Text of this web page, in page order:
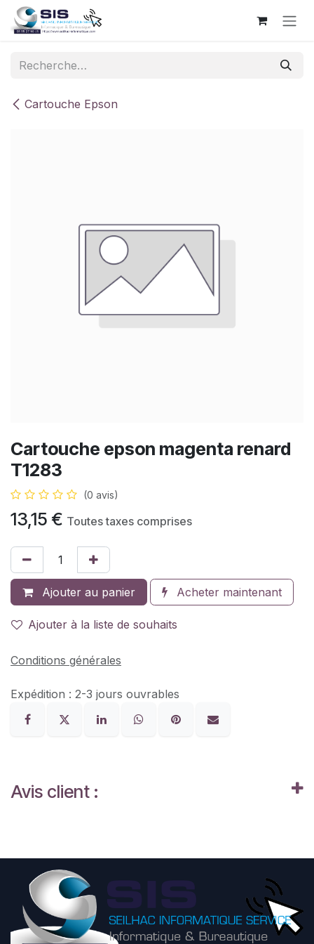
Se rendre au contenu
Cartouche Epson
Cartouche epson magenta renard
T1283
(0 avis)
13,15 € Toutes taxes comprises
Ajouter au panier Acheter maintenant
Ajouter à la liste de souhaits
Conditions générales
Expédition : 2-3 jours ouvrables
Avis client :